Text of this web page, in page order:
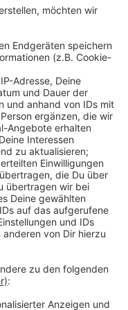
Woche
an. Montags
Zumba-Fitness-
19 bis 20
Plätze sind
01575 41 55 778